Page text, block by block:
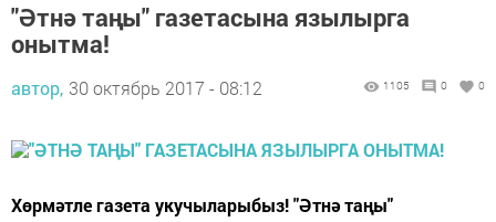
"Әтнә таңы" газетасына язылырга
онытма!
автор, 30 октябрь 2017 - 08:12 1105 0 0
Хөрмәтле газета укучыларыбыз! "Әтнә таңы"